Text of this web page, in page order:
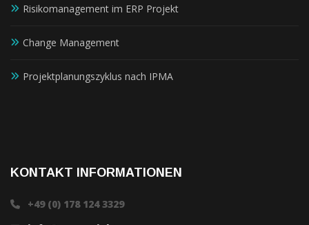
Risikomanagement im ERP Projekt
Change Management
Projektplanungszyklus nach IPMA
KONTAKT INFORMATIONEN
+49 (0) 178 124 3329